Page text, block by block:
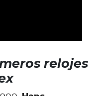
relojes